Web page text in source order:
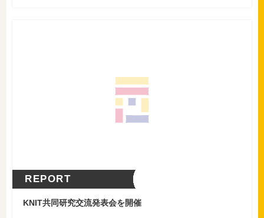
REPORT
KNIT共同研究交流発表会を開催